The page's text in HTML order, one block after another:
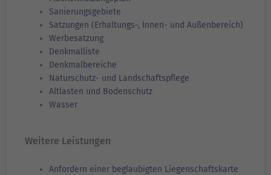
Sanierungsgebiete
Satzungen (Erhaltungs-, Innen- und Außenbereich)
Werbesatzung
Denkmalliste
Denkmalbereiche
Naturschutz- und Landschaftspflege
Altlasten und Bodenschutz
Wasser
Weitere Leistungen
Anfordern einer beglaubigten Liegenschaftskarte